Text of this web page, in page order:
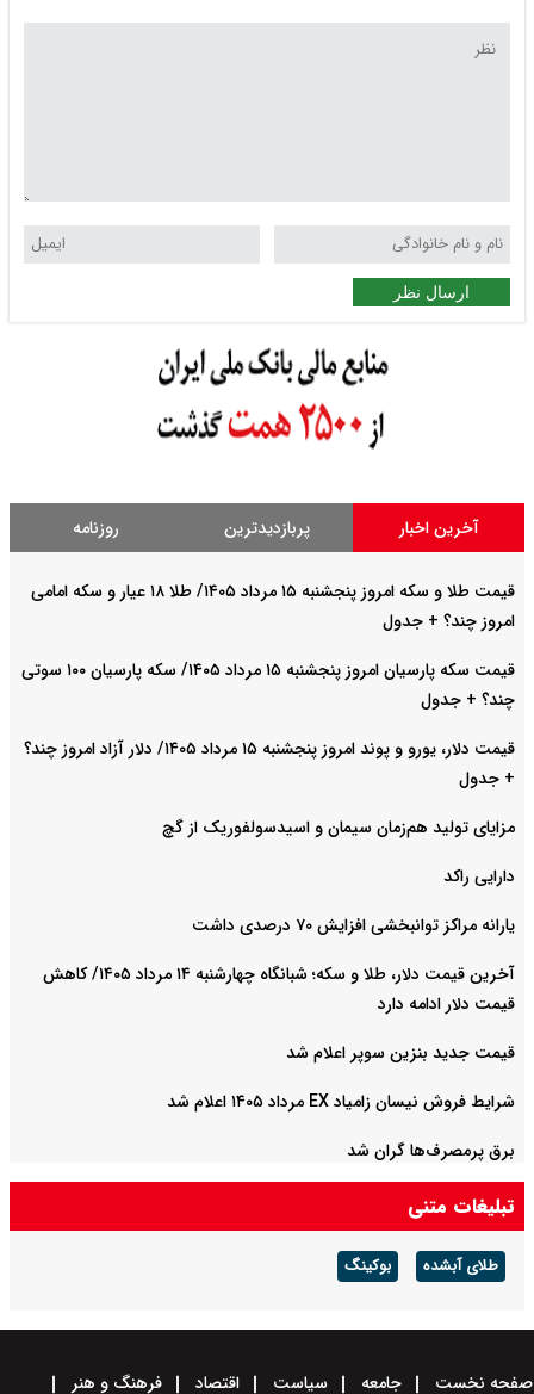
ارسال نظر
آخرین اخبار پربازدیدترین روزنامه
قیمت طلا و سکه امروز پنجشنبه ۱۵ مرداد ۱۴۰۵/ طلا ۱۸ عیار و سکه امامی
امروز چند؟ + جدول
قیمت سکه پارسیان امروز پنجشنبه ۱۵ مرداد ۱۴۰۵/ سکه پارسیان ۱۰۰ سوتی
چند؟ + جدول
قیمت دلار، یورو و پوند امروز پنجشنبه ۱۵ مرداد ۱۴۰۵/ دلار آزاد امروز چند؟
+ جدول
مزایای تولید هم‌زمان سیمان و اسیدسولفوریک از گچ
دارایی راکد
یارانه مراکز توانبخشی افزایش ۷۰ درصدی داشت
آخرین قیمت دلار، طلا و سکه؛ شبانگاه چهارشنبه ۱۴ مرداد ۱۴۰۵/ کاهش
قیمت دلار ادامه دارد
قیمت جدید بنزین سوپر اعلام شد
شرایط فروش نیسان زامیاد EX مرداد ۱۴۰۵ اعلام شد
برق پرمصرف‌ها گران شد
تبلیغات متنی
طلای آبشده بوکینگ
صفحه نخست جامعه سیاست اقتصاد فرهنگ و هنر